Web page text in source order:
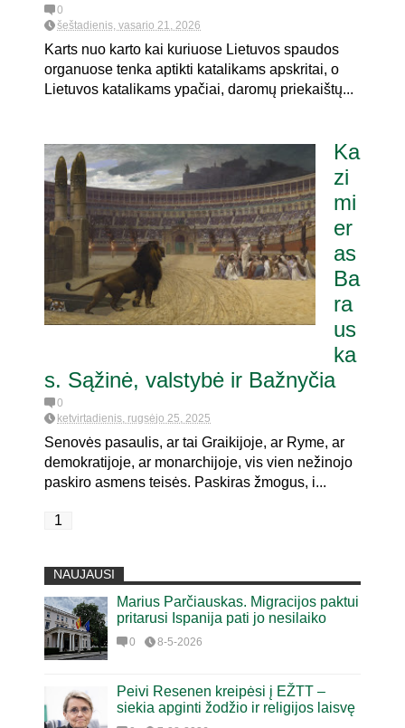
0
šeštadienis, vasario 21, 2026
Karts nuo karto kai kuriuose Lietuvos spaudos
organuose tenka aptikti katalikams apskritai, o
Lietuvos katalikams ypačiai, daromų priekaištų...
Ka
zi
mi
er
as
Ba
ra
us
ka
s. Sąžinė, valstybė ir Bažnyčia
0
ketvirtadienis, rugsėjo 25, 2025
Senovės pasaulis, ar tai Graikijoje, ar Ryme, ar
demokratijoje, ar monarchijoje, vis vien nežinojo
paskiro asmens teisės. Paskiras žmogus, i...
1
NAUJAUSI
Marius Parčiauskas. Migracijos paktui
pritarusi Ispanija pati jo nesilaiko
0 8-5-2026
Peivi Resenen kreipėsi į EŽTT –
siekia apginti žodžio ir religijos laisvę